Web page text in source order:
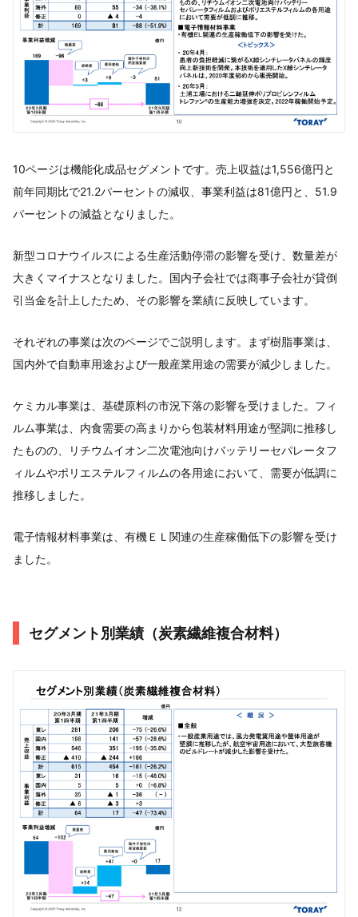
10ページは機能化成品セグメントです。売上収益は1,556億円と
前年同期比で21.2パーセントの減収、事業利益は81億円と、51.9
パーセントの減益となりました。
新型コロナウイルスによる生産活動停滞の影響を受け、数量差が
大きくマイナスとなりました。国内子会社では商事子会社が貸倒
引当金を計上したため、その影響を業績に反映しています。
それぞれの事業は次のページでご説明します。まず樹脂事業は、
国内外で自動車用途および一般産業用途の需要が減少しました。
ケミカル事業は、基礎原料の市況下落の影響を受けました。フィ
ルム事業は、内食需要の高まりから包装材料用途が堅調に推移し
たものの、リチウムイオン二次電池向けバッテリーセパレータフ
ィルムやポリエステルフィルムの各用途において、需要が低調に
推移しました。
電子情報材料事業は、有機ＥＬ関連の生産稼働低下の影響を受け
ました。
セグメント別業績（炭素繊維複合材料）